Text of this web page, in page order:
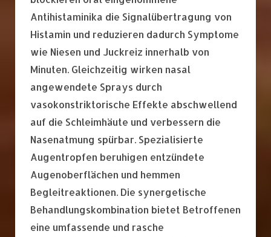
Antihistaminika die Signalübertragung von
Histamin und reduzieren dadurch Symptome
wie Niesen und Juckreiz innerhalb von
Minuten. Gleichzeitig wirken nasal
angewendete Sprays durch
vasokonstriktorische Effekte abschwellend
auf die Schleimhäute und verbessern die
Nasenatmung spürbar. Spezialisierte
Augentropfen beruhigen entzündete
Augenoberflächen und hemmen
Begleitreaktionen. Die synergetische
Behandlungskombination bietet Betroffenen
eine umfassende und rasche